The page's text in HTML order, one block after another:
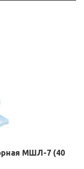
МШЛ-7 (40